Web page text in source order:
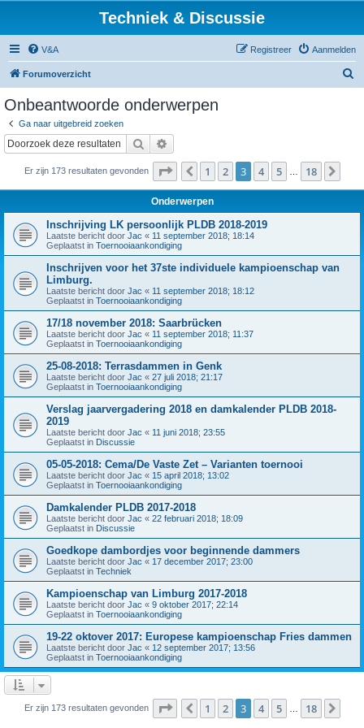
Techniek & Discussie
V&A Aanmelden
Registreer
Forumoverzicht
Onbeantwoorde onderwerpen
Ga naar uitgebreid zoeken
Zoek
Er zijn 173 resultaten gevonden Pagina van 18
Vorige
1 2 3 4 5 18
Onderwerpen
Inschrijving LK persoonlijk PLDB 2018-2019
Laatste bericht door Jac « 11 september 2018; 18:14
Geplaatst in Toernooiaankondiging
Inschrijven voor het 37ste individuele kampioenschap van
Limburg.
Laatste bericht door Jac « 11 september 2018; 18:12
Geplaatst in Toernooiaankondiging
17/18 november 2018: Saarbrücken
Laatste bericht door Jac « 11 september 2018; 11:37
Geplaatst in Toernooiaankondiging
25-08-2018: Terrasdammen in Genk
Laatste bericht door Jac « 27 juli 2018; 21:17
Geplaatst in Toernooiaankondiging
Verslag jaarvergadering 2018 en damkalender PLDB 2018-
2019
Laatste bericht door Jac « 11 juni 2018; 23:55
Geplaatst in Discussie
05-05-2018: Cema/De Vaste Zet – Varianten toernooi
Laatste bericht door Jac « 15 april 2018; 13:02
Geplaatst in Toernooiaankondiging
Damkalender PLDB 2017-2018
Laatste bericht door Jac « 22 februari 2018; 18:09
Geplaatst in Discussie
Goedkope dambordjes voor beginnende dammers
Laatste bericht door Jac « 17 december 2017; 23:00
Geplaatst in Techniek
Kampioenschap van Limburg 2017-2018
Laatste bericht door Jac « 9 oktober 2017; 22:14
Geplaatst in Toernooiaankondiging
19-22 oktover 2017: Europese kampioenschap Fries dammen
Laatste bericht door Jac « 12 september 2017; 13:56
Geplaatst in Toernooiaankondiging
Er zijn 173 resultaten gevonden Pagina van 18
Vorige
1 2 3 4 5 18